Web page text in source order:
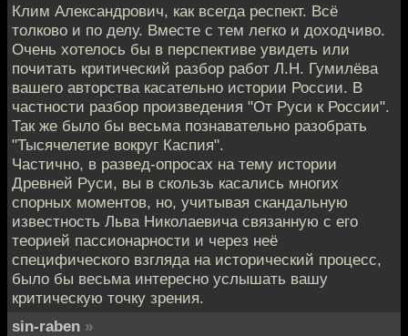
Клим Александрович, как всегда респект. Всё
толково и по делу. Вместе с тем легко и доходчиво.
Очень хотелось бы в перспективе увидеть или
почитать критический разбор работ Л.Н. Гумилёва
вашего авторства касательно истории России. В
частности разбор произведения "От Руси к России".
Так же было бы весьма познавательно разобрать
"Тысячелетие вокруг Каспия".
Частично, в развед-опросах на тему истории
Древней Руси, вы в скользь касались многих
спорных моментов, но, учитывая скандальную
известность Льва Николаевича связанную с его
теорией пассионарности и через неё
специфического взгляда на исторический процесс,
было бы весьма интересно услышать вашу
критическую точку зрения.
sin-raben »